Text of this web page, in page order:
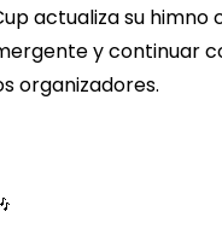
actualiza su
y continuar
organizadores.